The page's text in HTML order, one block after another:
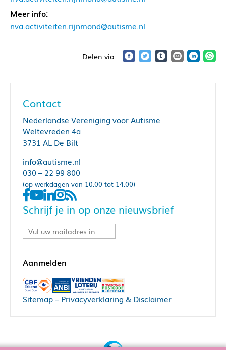
Meer info:
nva.activiteiten.rijnmond@autisme.nl
Contact
Nederlandse Vereniging voor Autisme
Weltevreden 4a
3731 AL De Bilt
info@autisme.nl
030 – 22 99 800
(op werkdagen van 10.00 tot 14.00)
Schrijf je in op onze nieuwsbrief
Sitemap– Privacyverklaring & Disclaimer